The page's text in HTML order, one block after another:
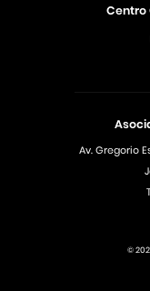
Av. Gregorio
Centro
©